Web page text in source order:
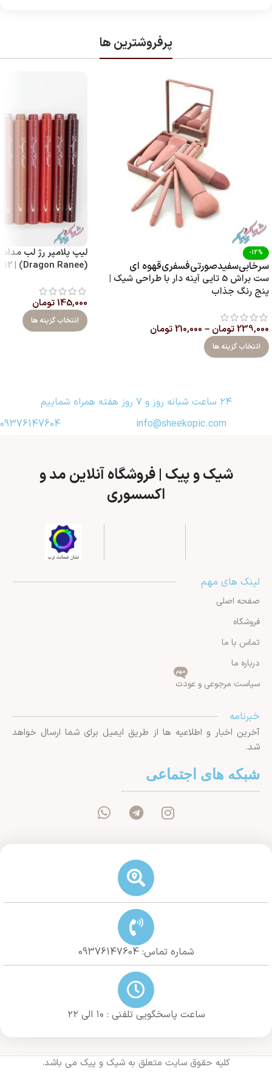
پرفروشترین ها
-12%
سرخابیسفیدصورتیفسفریقهوه ای
ست براش 5 تایی آینه‌ دار با طراحی شیک |
پنج رنگ جذاب
239,000تومان –
210,000تومان
انتخاب گزینه ها
لیپ پلامپر رژ لب
(Dragon Ranee) | 12 رنگ با پیگمنت بالا
145,000تومان
انتخاب گزینه ها
۲۴ ساعت شبانه روز و ۷ روز هفته همراه شماییم
info@sheekopic.com
09376147604
شیک و پیک | فروشگاه آنلاین مد و
اکسسوری
لینک های مهم
صفحه اصلی
فروشگاه
تماس با ما
درباره ما
سیاست مرجوعی و عودت
مهم
خبرنامه
آخرین اخبار و اطلاعیه ها از طریق ایمیل برای شما ارسال خواهد
شد.
شبکه های اجتماعی
شماره تماس: 09376147604
ساعت پاسخگویی تلفنی : ۱۰ الی ۲۲
کلیه حقوق سایت متعلق به شیک و پیک می باشد.